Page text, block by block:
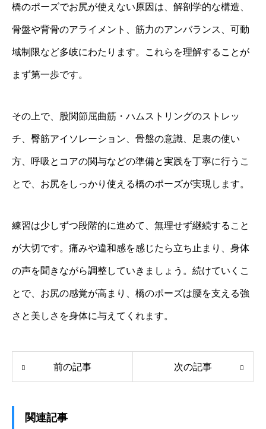
橋のポーズでお尻が使えない原因は、解剖学的な構造、
骨盤や背骨のアライメント、筋力のアンバランス、可動
域制限など多岐にわたります。これらを理解することが
まず第一歩です。
その上で、股関節屈曲筋・ハムストリングのストレッ
チ、臀筋アイソレーション、骨盤の意識、足裏の使い
方、呼吸とコアの関与などの準備と実践を丁寧に行うこ
とで、お尻をしっかり使える橋のポーズが実現します。
練習は少しずつ段階的に進めて、無理せず継続すること
が大切です。痛みや違和感を感じたら立ち止まり、身体
の声を聞きながら調整していきましょう。続けていくこ
とで、お尻の感覚が高まり、橋のポーズは腰を支える強
さと美しさを身体に与えてくれます。
前の記事 次の記事
関連記事